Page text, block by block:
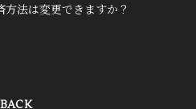
法は変更できますか？
BACK